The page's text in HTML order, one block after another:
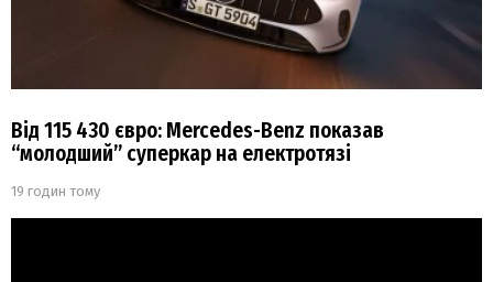
Від 115 430 євро: Mercedes-Benz показав
“молодший” суперкар на електротязі
19 годин тому